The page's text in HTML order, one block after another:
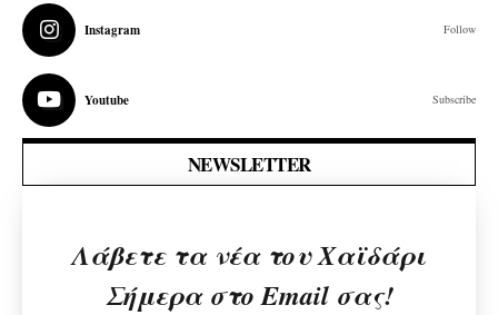
Instagram Follow
Youtube Subscribe
NEWSLETTER
Λάβετε τα νέα του Χαϊδάρι
Σήμερα στο Email σας!